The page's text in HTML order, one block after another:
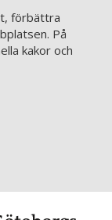
förbättra
På
kakor och